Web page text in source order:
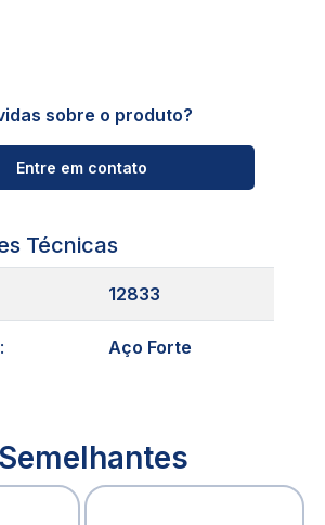
sobre o produto?
Entre em contato
Técnicas
12833
Aço Forte